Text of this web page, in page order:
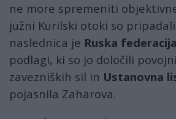
ne more spremeniti
južni Kurilski otoki so pripadali
naslednica je Ruska federacija
podlagi, ki so jo določili
zavezniških sil in Ustanovna
pojasnila Zaharova.